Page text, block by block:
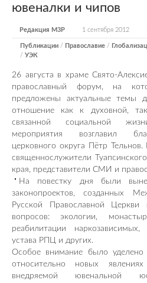
ювеналки и чипов
Редакция М3Р 1 сентября 2012
Публикации / Православие /
/ УЭК
26 августа в храме Свято-
православный форум, на
предложены актуальные темы
отношение как к духовной,
связанной социальной
мероприятия возглавил
церковного округа Пётр
священнослужители
края, представители СМИ и
На повестку дня были
законопроектов, созданных
Русской Православной
вопросов: экологии,
реабилитации
устава РПЦ и других.
Особое внимание было
относительно новых
внедряемой ювенальной